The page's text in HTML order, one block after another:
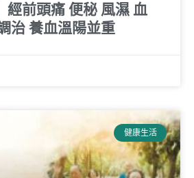
經前頭痛 便秘 風濕 血
治 養血溫陽並重
健康生活